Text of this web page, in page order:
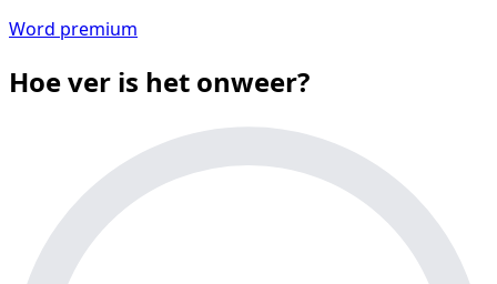
Word premium
Hoe ver is het onweer?